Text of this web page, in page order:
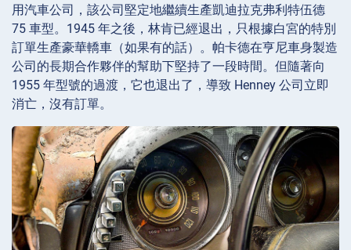
用汽車公司，該公司堅定地繼續生產凱迪拉克弗利特伍德
75 車型。1945 年之後，林肯已經退出，只根據白宮的特別
訂單生產豪華轎車（如果有的話）。帕卡德在亨尼車身製造
公司的長期合作夥伴的幫助下堅持了一段時間。但隨著向
1955 年型號的過渡，它也退出了，導致 Henney 公司立即
消亡，沒有訂單。